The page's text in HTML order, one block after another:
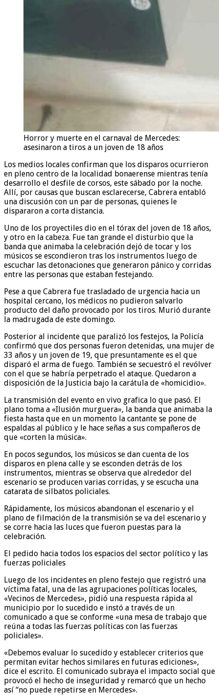
Horror y muerte en el carnaval de Mercedes:
asesinaron a tiros a un joven de 18 años
Los medios locales confirman que los disparos ocurrieron
en pleno centro de la localidad bonaerense mientras tenía
desarrollo el desfile de corsos, este sábado por la noche.
Allí, por causas que buscan esclarecerse, Cabrera entabló
una discusión con un par de personas, quienes le
dispararon a corta distancia.
Uno de los proyectiles dio en el tórax del joven de 18 años,
y otro en la cabeza. Fue tan grande el disturbio que la
banda que animaba la celebración dejó de tocar y los
músicos se escondieron tras los instrumentos luego de
escuchar las detonaciones que generaron pánico y corridas
entre las personas que estaban festejando.
Pese a que Cabrera fue trasladado de urgencia hacia un
hospital cercano, los médicos no pudieron salvarlo
producto del daño provocado por los tiros. Murió durante
la madrugada de este domingo.
Posterior al incidente que paralizó los festejos, la Policía
confirmó que dos personas fueron detenidas, una mujer de
33 años y un joven de 19, que presuntamente es el que
disparó el arma de fuego. También se secuestró el revólver
con el que se habría perpetrado el ataque. Quedaron a
disposición de la Justicia bajo la carátula de «homicidio».
La transmisión del evento en vivo grafica lo que pasó. El
plano toma a «Ilusión murguera», la banda que animaba la
fiesta hasta que en un momento la cantante se pone de
espaldas al público y le hace señas a sus compañeros de
que «corten la música».
En pocos segundos, los músicos se dan cuenta de los
disparos en plena calle y se esconden detrás de los
instrumentos, mientras se observa que alrededor del
escenario se producen varias corridas, y se escucha una
catarata de silbatos policiales.
Rápidamente, los músicos abandonan el escenario y el
plano de filmación de la transmisión se va del escenario y
se corre hacia las luces que fueron puestas para la
celebración.
El pedido hacia todos los espacios del sector político y las
fuerzas policiales
Luego de los incidentes en pleno festejo que registró una
víctima fatal, una de las agrupaciones políticas locales,
«Vecinos de Mercedes», pidió una respuesta rápida al
municipio por lo sucedido e instó a través de un
comunicado a que se conforme «una mesa de trabajo que
reúna a todas las fuerzas políticas con las fuerzas
policiales».
«Debemos evaluar lo sucedido y establecer criterios que
permitan evitar hechos similares en futuras ediciones»,
dice el escrito. El comunicado subraya el impacto social que
provocó el hecho de inseguridad y remarcó que un hecho
así “no puede repetirse en Mercedes».